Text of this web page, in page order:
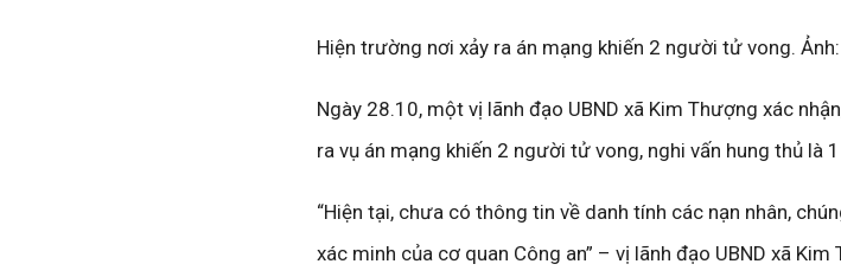
Hiện trường nơi xảy ra án mạng khiến 2 người tử vong. Ảnh:
Ngày 28.10, một vị lãnh đạo UBND xã Kim Thượng xác
ra vụ án mạng khiến 2 người tử vong, nghi vấn hung thủ là
“Hiện tại, chưa có thông tin về danh tính các nạn nhân,
xác minh của cơ quan Công an” – vị lãnh đạo UBND xã Kim